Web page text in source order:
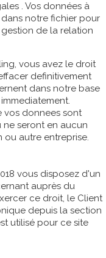
. Vos données à
notre fichier pour
de la relation
vous avez le droit
definitivement
dans notre base
vos donnees sont
ne seront en aucun
ou autre entreprise.
vous disposez d'un
auprès du
ce droit, le Client
depuis la section
utilisé pour ce site